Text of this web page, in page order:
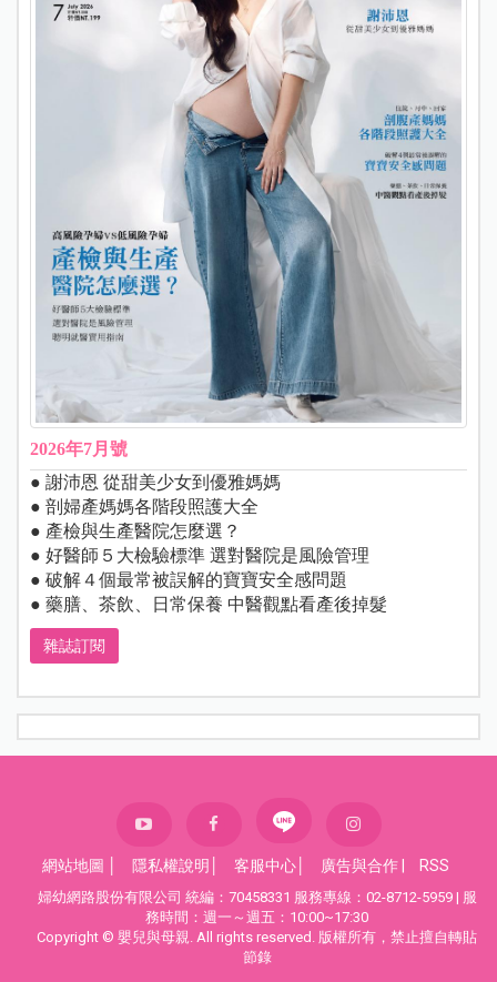
2026年7月號
● 謝沛恩 從甜美少女到優雅媽媽
● 剖婦產媽媽各階段照護大全
● 產檢與生產醫院怎麼選？
● 好醫師５大檢驗標準 選對醫院是風險管理
● 破解４個最常被誤解的寶寶安全感問題
● 藥膳、茶飲、日常保養 中醫觀點看產後掉髮
雜誌訂閱
網站地圖 隱私權說明 客服中心 廣告與合作 RSS
婦幼網路股份有限公司 統編：70458331 服務專線：02-8712-5959 | 服
務時間：週一～週五：10:00~17:30
Copyright © 嬰兒與母親. All rights reserved. 版權所有，禁止擅自轉貼
節錄